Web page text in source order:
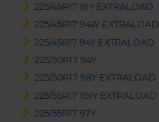
225/45R17 91Y EXTRALOAD
225/45R17 94W EXTRALOAD
225/45R17 94Y EXTRALOAD
225/50R17 94Y
225/50R17 98Y EXTRALOAD
225/55R17 101Y EXTRALOAD
225/55R17 97Y